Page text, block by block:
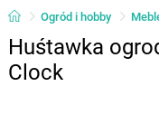
Ogród i hobby
Huśtawka
Clock